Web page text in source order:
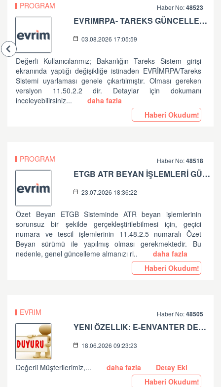
PROGRAM Haber No:48523
EVRIMRPA- TAREKS GÜNCELLEMESI HAKKINDA
03.08.2026 17:05:59
Değerli Kullanıcılarımız; Bakanlığın Tareks Sistem girişi
ekranında yaptığı değişikliğe istinaden EVRİMRPA/Tareks
Sistemi uyarlaması genele çıkartılmıştır. Olması gereken
versiyon 11.50.2.2 dir. Detaylar için dokumanı
inceleyebilirsiniz...
daha fazla
Haberi Okudum!
PROGRAM Haber No:48518
ETGB ATR BEYAN İŞLEMLERİ GÜNCELLEME HAKKINDA
23.07.2026 18:36:22
Özet Beyan ETGB Sisteminde ATR beyan işlemlerinin
sorunsuz bir şekilde gerçekleştirilebilmesi için, geçici
numara ve tescil işlemlerinin 11.48.2.5 numaralı Özet
Beyan sürümü ile yapılmış olması gerekmektedir. Bu
nedenle, genel güncelleme almanızı ri..
daha fazla
Haberi Okudum!
EVRIM Haber No:48505
YENI ÖZELLIK: E-ENVANTER DEFTERI YAYINDA!
18.06.2026 09:23:23
Değerli Müşterilerimiz,... daha fazla
Detay Eki
Haberi Okudum!